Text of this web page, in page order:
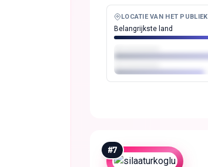
LOCATIE VAN HET PUBLIEK
Belangrijkste land
#7